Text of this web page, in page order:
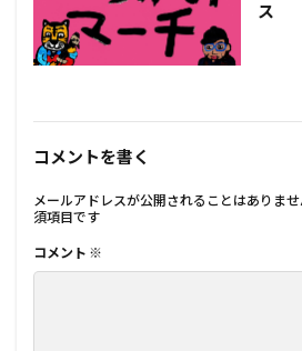
ス
コメントを書く
メールアドレスが公開されることはありませ
須項目です
コメント ※